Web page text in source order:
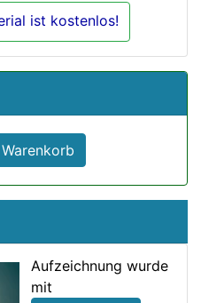
ist kostenlos!
Aufzeichnung wurde
mit